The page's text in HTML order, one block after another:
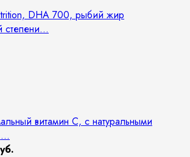
DHA 700, рыбий жир
степени...
витамин C, с натуральными